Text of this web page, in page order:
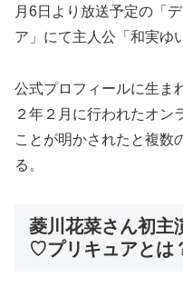
月6日より放送予定の「
ア」にて主人公「和実ゆ
公式プロフィールに生ま
２年２月に行われたオン
ことが明かされたと複数
る。
菱川花菜さん初主
♡プリキュアとは